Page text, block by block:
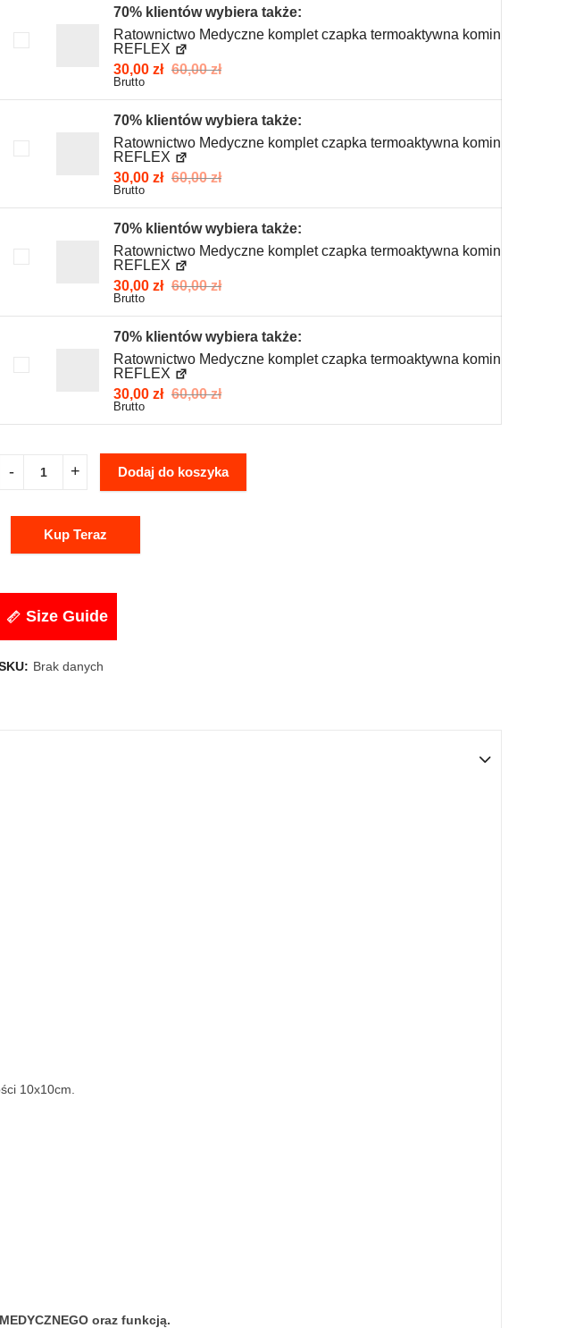
70% klientów wybiera także:
Ratownictwo Medyczne komplet czapka termoaktywna komin
REFLEX
30,00 zł 60,00zł
Brutto
70% klientów wybiera także:
Ratownictwo Medyczne komplet czapka termoaktywna komin
REFLEX
30,00 zł 60,00zł
Brutto
70% klientów wybiera także:
Ratownictwo Medyczne komplet czapka termoaktywna komin
REFLEX
30,00 zł 60,00zł
Brutto
70% klientów wybiera także:
Ratownictwo Medyczne komplet czapka termoaktywna komin
REFLEX
30,00 zł 60,00zł
Brutto
Dodaj do koszyka
Kup Teraz
Size Guide
Brak danych
10x10cm.
oraz funkcją.